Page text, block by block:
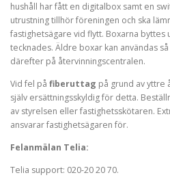
BOKNING AV LOKAL SAMT
hushåll har fått en digitalbox samt en
utrustning tillhör föreningen och ska
fastighetsägare vid flytt. Boxarna byttes
tecknades. Äldre boxar kan användas
därefter på återvinningscentralen.
Vid fel på fiberuttag på grund av yttre
själv ersättningsskyldig för detta.
av styrelsen eller fastighetsskötaren.
ansvarar fastighetsägaren för.
Felanmälan Telia:
Telia support: 020-20 20 70.